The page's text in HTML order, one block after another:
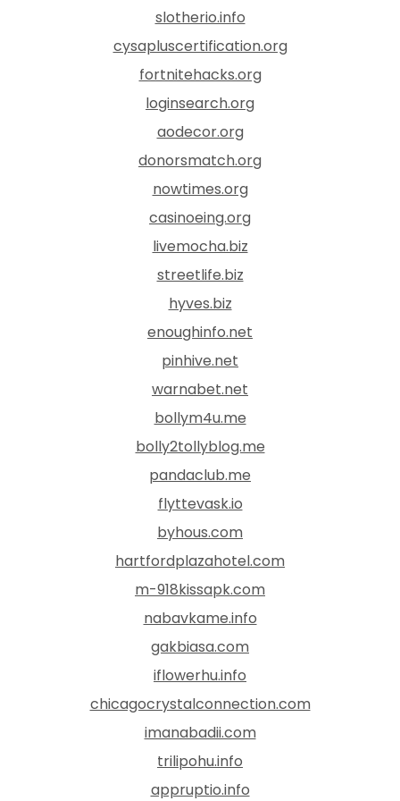
slotherio.info
cysapluscertification.org
fortnitehacks.org
loginsearch.org
aodecor.org
donorsmatch.org
nowtimes.org
casinoeing.org
livemocha.biz
streetlife.biz
hyves.biz
enoughinfo.net
pinhive.net
warnabet.net
bollym4u.me
bolly2tollyblog.me
pandaclub.me
flyttevask.io
byhous.com
hartfordplazahotel.com
m-918kissapk.com
nabavkame.info
gakbiasa.com
iflowerhu.info
chicagocrystalconnection.com
imanabadii.com
trilipohu.info
appruptio.info